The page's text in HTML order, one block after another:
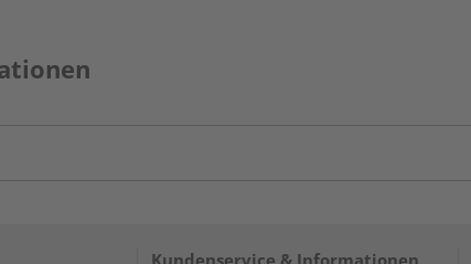
Kundenservice & Informationen